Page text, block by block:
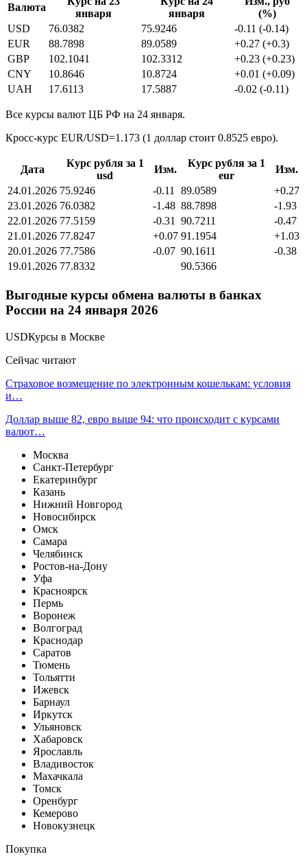
Валюта
января
января
(%)
USD
76.0382 75.9246
-0.11 (-0.14)
EUR
88.7898 89.0589
+0.27 (+0.3)
GBP
102.1041 102.3312
+0.23 (+0.23)
CNY
10.8646 10.8724
+0.01 (+0.09)
UAH
17.6113 17.5887 -0.02 (-0.11)
Все курсы валют ЦБ РФ на 24 января.
Кросс-курс EUR/USD=1.173 (1 доллар стоит 0.8525 евро).
Дата
Курс рубля за 1
usd
Изм.
Курс рубля за 1
eur
Изм.
24.01.2026 75.9246 -0.11 89.0589
+0.27
23.01.2026 76.0382 -1.48 88.7898
-1.93
22.01.2026 77.5159 -0.31 90.7211
-0.47
21.01.2026 77.8247 +0.07 91.1954
+1.03
20.01.2026 77.7586 -0.07 90.1611
-0.38
19.01.2026 77.8332 90.5366
Выгодные курсы обмена валюты в банках
России на 24 января 2026
USDКурсы в Москве
Сейчас читают
Страховое возмещение по электронным кошелькам: условия
и…
Доллар выше 82, евро выше 94: что происходит с курсами
валют…
Москва
Санкт-Петербург
Екатеринбург
Казань
Нижний Новгород
Новосибирск
Омск
Самара
Челябинск
Ростов-на-Дону
Уфа
Красноярск
Пермь
Воронеж
Волгоград
Краснодар
Саратов
Тюмень
Тольятти
Ижевск
Барнаул
Иркутск
Ульяновск
Хабаровск
Ярославль
Владивосток
Махачкала
Томск
Оренбург
Кемерово
Новокузнецк
Покупка